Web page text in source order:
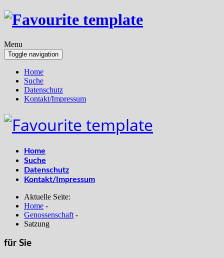
Menu
Toggle navigation
Home
Suche
Datenschutz
Kontakt/Impressum
Home
Suche
Datenschutz
Kontakt/Impressum
Aktuelle Seite:
Home -
Genossenschaft -
Satzung
für Sie